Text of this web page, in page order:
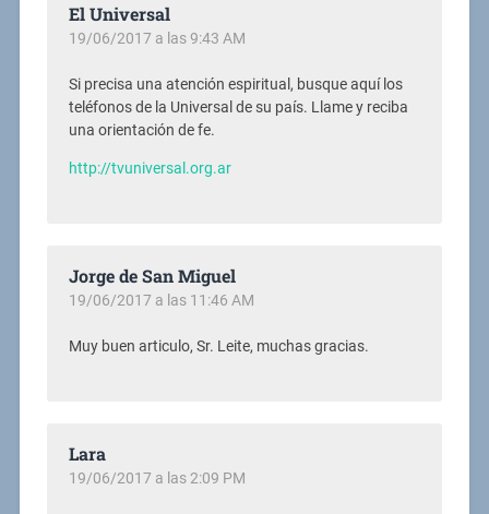
El Universal
19/06/2017 a las 9:43 AM
Si precisa una atención espiritual, busque aquí los
teléfonos de la Universal de su país. Llame y reciba
una orientación de fe.
http://tvuniversal.org.ar
Jorge de San Miguel
19/06/2017 a las 11:46 AM
Muy buen articulo, Sr. Leite, muchas gracias.
Lara
19/06/2017 a las 2:09 PM